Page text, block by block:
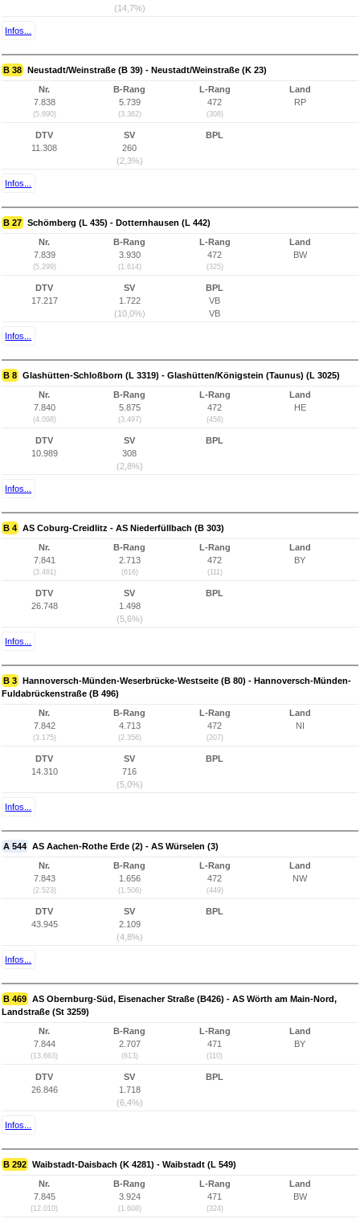
(14,7%)
Infos...
B 38 Neustadt/Weinstraße (B 39) - Neustadt/Weinstraße (K 23)
Nr.
7.838
(5.890)
B-Rang
5.739
(3.362)
L-Rang
472
(308)
Land
RP
DTV
11.308
SV
260
(2,3%)
BPL
Infos...
B 27 Schömberg (L 435) - Dotternhausen (L 442)
Nr.
7.839
(5.299)
B-Rang
3.930
(1.614)
L-Rang
472
(325)
Land
BW
DTV
17.217
SV
1.722
(10,0%)
BPL
VB
VB
Infos...
B 8 Glashütten-Schloßborn (L 3319) - Glashütten/Königstein (Taunus) (L 3025)
Nr.
7.840
(4.098)
B-Rang
5.875
(3.497)
L-Rang
472
(458)
Land
HE
DTV
10.989
SV
308
(2,8%)
BPL
Infos...
B 4 AS Coburg-Creidlitz - AS Niederfüllbach (B 303)
Nr.
7.841
(3.481)
B-Rang
2.713
(616)
L-Rang
472
(111)
Land
BY
DTV
26.748
SV
1.498
(5,6%)
BPL
Infos...
B 3 Hannoversch-Münden-Weserbrücke-Westseite (B 80) - Hannoversch-Münden-
Fuldabrückenstraße (B 496)
Nr.
7.842
(3.175)
B-Rang
4.713
(2.356)
L-Rang
472
(207)
Land
NI
DTV
14.310
SV
716
(5,0%)
BPL
Infos...
A 544 AS Aachen-Rothe Erde (2) - AS Würselen (3)
Nr.
7.843
(2.523)
B-Rang
1.656
(1.506)
L-Rang
472
(449)
Land
NW
DTV
43.945
SV
2.109
(4,8%)
BPL
Infos...
B 469 AS Obernburg-Süd, Eisenacher Straße (B426) - AS Wörth am Main-Nord,
Landstraße (St 3259)
Nr.
7.844
(13.663)
B-Rang
2.707
(613)
L-Rang
471
(110)
Land
BY
DTV
26.846
SV
1.718
(6,4%)
BPL
Infos...
B 292 Waibstadt-Daisbach (K 4281) - Waibstadt (L 549)
Nr.
7.845
(12.010)
B-Rang
3.924
(1.608)
L-Rang
471
(324)
Land
BW